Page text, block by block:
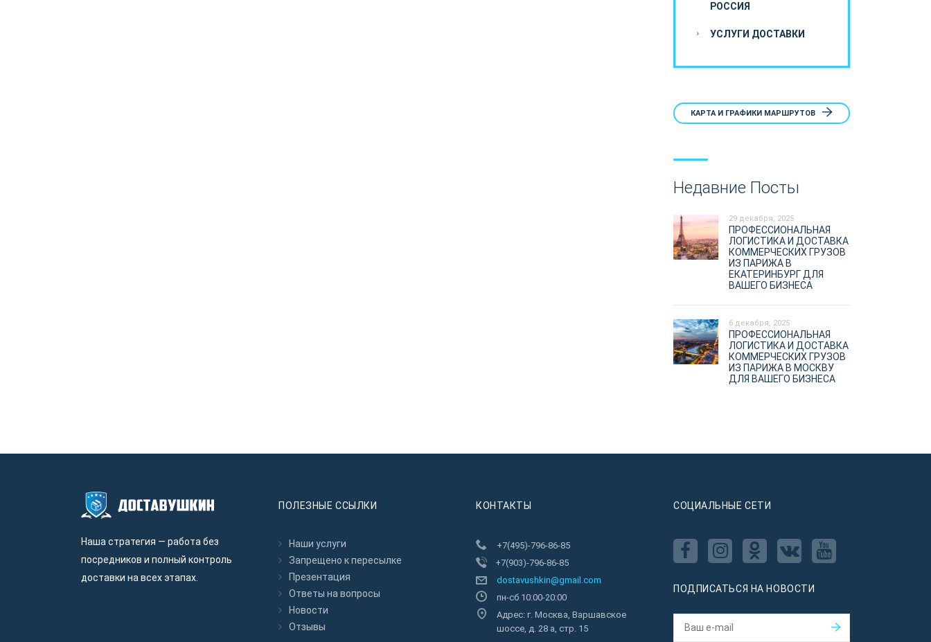
РОССИЯ
УСЛУГИ ДОСТАВКИ
КАРТА И ГРАФИКИ МАРШРУТОВ
Недавние Посты
29 декабря, 2025
ПРОФЕССИОНАЛЬНАЯ
ЛОГИСТИКА И ДОСТАВКА
КОММЕРЧЕСКИХ ГРУЗОВ
ИЗ ПАРИЖА В
ЕКАТЕРИНБУРГ ДЛЯ
ВАШЕГО БИЗНЕСА
6 декабря, 2025
ПРОФЕССИОНАЛЬНАЯ
ЛОГИСТИКА И ДОСТАВКА
КОММЕРЧЕСКИХ ГРУЗОВ
ИЗ ПАРИЖА В МОСКВУ
ДЛЯ ВАШЕГО БИЗНЕСА
Наша стратегия — работа без
посредников и полный контроль
доставки на всех этапах.
ПОЛЕЗНЫЕ ССЫЛКИ
Наши услуги
Запрещено к пересылкe
Презентация
Ответы на вопросы
Новости
Отзывы
КОНТАКТЫ
+7(495)-796-86-85
+7(903)-796-86-85
dostavushkin@gmail.com
пн-сб 10:00-20:00
Адрес: г. Москва, Варшавское
шоссе, д. 28 а, стр. 15
CОЦИАЛЬНЫЕ СЕТИ
ПОДПИСАТЬСЯ НА НОВОСТИ